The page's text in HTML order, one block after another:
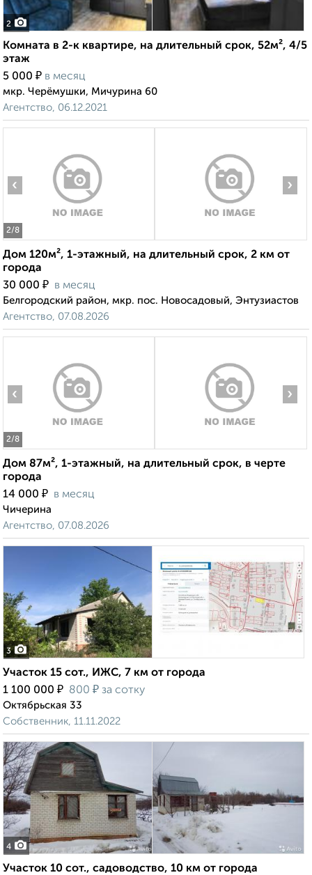
2
Комната в 2-к квартире, на длительный срок, 52м², 4/5
этаж
5 000 ₽ в месяц
мкр. Черёмушки, Мичурина 60
Агентство, 06.12.2021
2/8
‹ ›
Дом 120м², 1-этажный, на длительный срок, 2 км от
города
30 000 ₽ в месяц
Белгородский район, мкр. пос. Новосадовый, Энтузиастов
Агентство, 07.08.2026
2/8
‹ ›
Дом 87м², 1-этажный, на длительный срок, в черте
города
14 000 ₽ в месяц
Чичерина
Агентство, 07.08.2026
3
Участок 15 сот., ИЖС, 7 км от города
1 100 000 ₽ 800 ₽ за сотку
Октябрьская 33
Собственник, 11.11.2022
4
Участок 10 сот., садоводство, 10 км от города